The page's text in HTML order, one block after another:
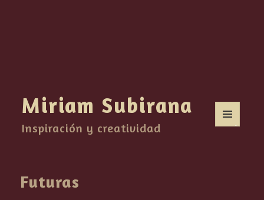
Miriam Subirana
Inspiración y creatividad
Futuras